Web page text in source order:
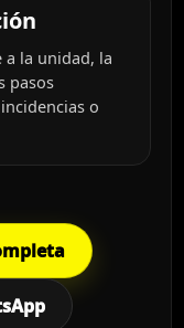
a la unidad, la
pasos
o